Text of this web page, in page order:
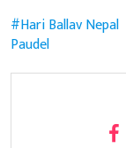
Hari Ballav Nepal
Paudel